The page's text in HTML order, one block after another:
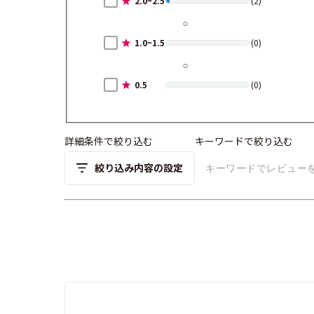
1.0~1.5 (0)
0.5 (0)
詳細条件で絞り込む
絞り込み内容の設定
キーワードで絞り込む